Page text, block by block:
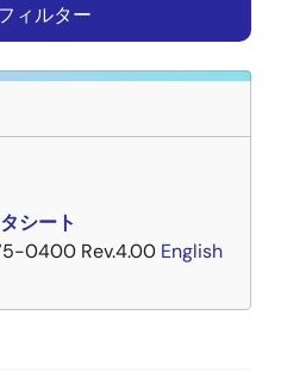
ィルター
シート
0400 Rev.4.00 English